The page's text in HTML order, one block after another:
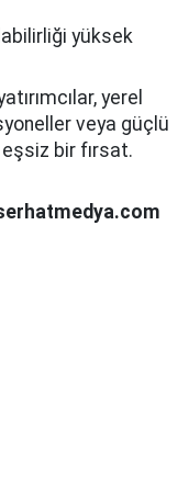
yüksek
yerel
veya güçlü
bir fırsat.